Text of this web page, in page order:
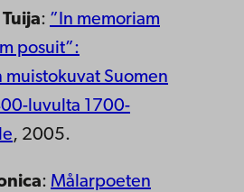
: ”In memoriam
posuit”:
Suomen
luvulta 1700-
, 2005.
: Målarpoeten